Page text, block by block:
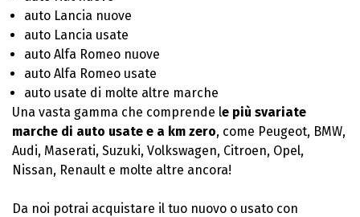
auto Lancia nuove
auto Lancia usate
auto Alfa Romeo nuove
auto Alfa Romeo usate
auto usate di molte altre marche
Una vasta gamma che comprende le più svariate
marche di auto usate e a km zero, come Peugeot, BMW,
Audi, Maserati, Suzuki, Volkswagen, Citroen, Opel,
Nissan, Renault e molte altre ancora!
Da noi potrai acquistare il tuo nuovo o usato con